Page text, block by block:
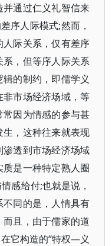
通过仁义礼智信来
序人际模式;然而，
际关系，仅有差序
，但等序人际关系
的制约，即儒学义
市场经济场域，等
因为情感的参与甚
，这种往来就表现
透到市场经济场域
是一种特定熟人圈
感给付;也就是说，
同的是，人情具有
且，由于儒家的道
它构造的“特权—义